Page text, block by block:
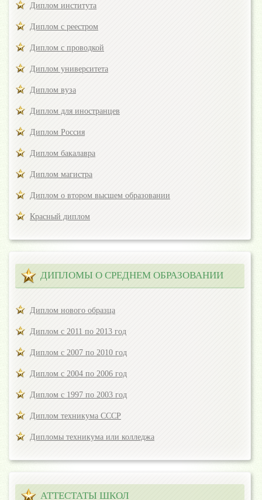
Диплом института
Диплом с реестром
Диплом с проводкой
Диплом университета
Диплом вуза
Диплом для иностранцев
Диплом Россия
Диплом бакалавра
Диплом магистра
Диплом о втором высшем образовании
Красный диплом
ДИПЛОМЫ О СРЕДНЕМ ОБРАЗОВАНИИ
Диплом нового образца
Диплом с 2011 по 2013 год
Диплом с 2007 по 2010 год
Диплом с 2004 по 2006 год
Диплом с 1997 по 2003 год
Диплом техникума СССР
Дипломы техникума или колледжа
АТТЕСТАТЫ ШКОЛ